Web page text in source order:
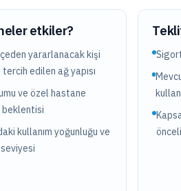
etkiler?
yararlanacak kişi
tercih edilen ağ yapısı
ve özel hastane
beklentisi
kullanım yoğunluğu ve